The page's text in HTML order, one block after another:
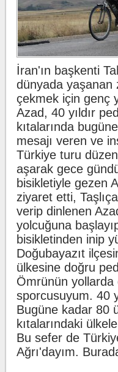
İran'ın başkenti
dünyada yaşanan
çekmek için genç
Azad, 40 yıldır
kıtalarında
mesajı veren ve
Türkiye turu
aşarak gece
bisikletiyle gezen
ziyaret etti,
verip dinlenen
yolcuğuna
bisikletinden inip
Doğubayazıt
ülkesine doğru
Ömrünün
sporcusuyum. 40
Bugüne kadar 80
kıtalarındaki
Bu sefer de
Ağrı'dayım.